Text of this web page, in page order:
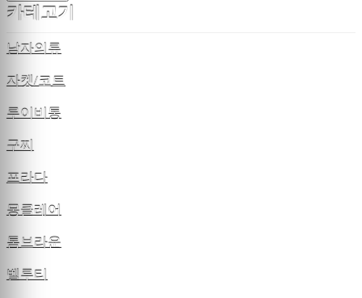
카테고기
남자의류
자켓/코트
루이비통
구찌
프라다
몽클레어
톰브라운
벨루티